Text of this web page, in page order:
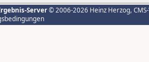
Server© 2006-2026 Heinz Herzog,